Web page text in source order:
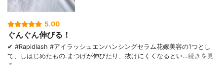
5.00
ぐんぐん伸びる！
✔︎ #Rapidlash #アイラッシュエンハンシングセラム 花嫁美容の1つとし
て、しはじめたもの. まつげが伸びたり、 抜けにくくなるとい…続きを見